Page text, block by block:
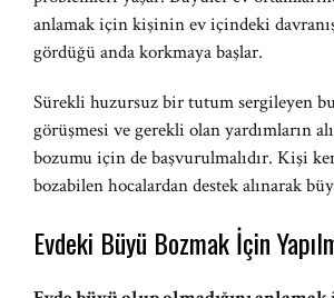
anlamak için kişinin ev içindeki
gördüğü anda korkmaya başlar.
Sürekli huzursuz bir tutum sergileyen
görüşmesi ve gerekli olan yardımların
bozumu için de başvurulmalıdır. Kişi
bozabilen hocalardan destek alınarak
Evdeki Büyü Bozmak İçin